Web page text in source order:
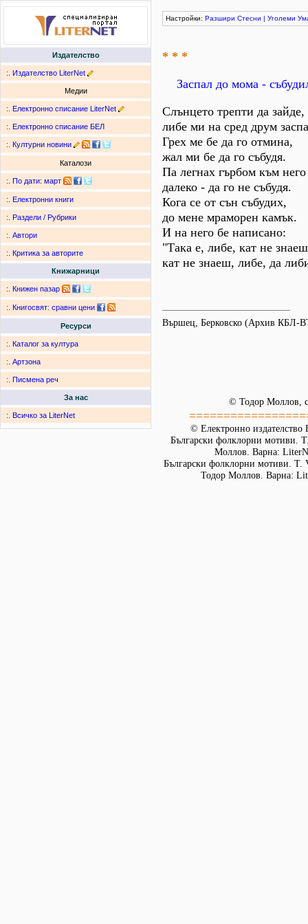
Издателство
:. Издателство LiterNet
Медии
:. Електронно списание LiterNet
:. Електронно списание БЕЛ
:. Културни новини
Каталози
:. По дати: март
:. Електронни книги
:. Раздели / Рубрики
:. Автори
:. Критика за авторите
Книжарници
:. Книжен пазар
:. Книгосвят: сравни цени
Ресурси
:. Каталог за култура
:. Артзона
:. Писмена реч
За нас
:. Всичко за LiterNet
Настройки: Разшири Стесни | Уголеми
* * *
Заспал до мома -
Слънцето трепти да зайде,
либе ми на сред друм
Грех ме бе да го отмина,
жал ми бе да го събудя.
Па легнах гърбом към
далеко - да го не събудя.
Кога се от сън събудих,
до мене мраморен камък.
И на него бе написано:
"Така е, либе, кат не
кат не знаеш, либе, да
Вършец, Берковско (Архив КБЛ-
© Тодор Моллов,
© Електронно издателство
Български фолклорни мотиви.
Моллов. Варна:
Български фолклорни мотиви. Т.
Тодор Моллов. Варна: